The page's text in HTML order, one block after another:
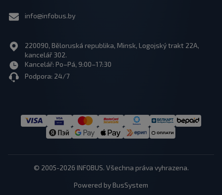
info@infobus.by
220090, Běloruská republika, Minsk, Logojský trakt 22A,
kancelář 302.
Kancelář: Po–Pá, 9:00–17:30
Podpora: 24/7
© 2005-2026 INFOBUS. Všechna práva vyhrazena.
Powered by BusSystem